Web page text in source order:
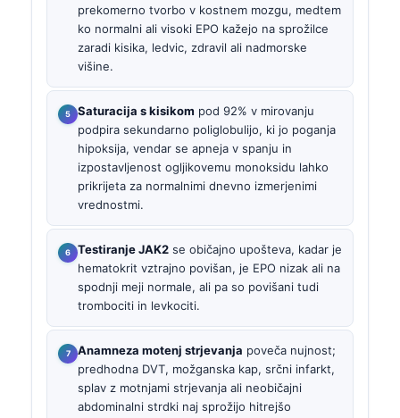
prekomerno tvorbo v kostnem mozgu, medtem
ko normalni ali visoki EPO kažejo na sprožilce
zaradi kisika, ledvic, zdravil ali nadmorske
višine.
Saturacija s kisikom pod 92% v mirovanju
podpira sekundarno poliglobulijo, ki jo poganja
hipoksija, vendar se apneja v spanju in
izpostavljenost ogljikovemu monoksidu lahko
prikrijeta za normalnimi dnevno izmerjenimi
vrednostmi.
Testiranje JAK2 se običajno upošteva, kadar je
hematokrit vztrajno povišan, je EPO nizak ali na
spodnji meji normale, ali pa so povišani tudi
trombociti in levkociti.
Anamneza motenj strjevanja poveča nujnost;
predhodna DVT, možganska kap, srčni infarkt,
splav z motnjami strjevanja ali neobičajni
abdominalni strdki naj sprožijo hitrejšo